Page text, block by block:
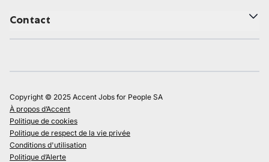
Contact
Copyright © 2025 Accent Jobs for People SA
À propos d’Accent
Politique de cookies
Politique de respect de la vie privée
Conditions d'utilisation
Politique d’Alerte